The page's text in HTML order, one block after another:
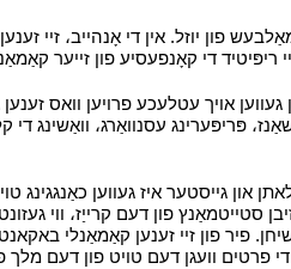
פון יוזל. אין די אָנהייב، זיי
די קאָנפעסיע פון ​​זייער
אויך עטלעכע פרויען וואס
פּריפּערינג עסנוואַרג، וואַשינג
גייסטער איז געווען כאַנגגינג
פון דעם קרייַז، ווי
פיר פון זיי זענען קאַמאַנלי
פרטים וועגן דעם טויט פון דעם מלך